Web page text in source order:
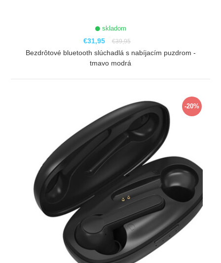
skladom
€31,95 €39,95
Bezdrôtové bluetooth slúchadlá s nabíjacím puzdrom -
tmavo modrá
-20%